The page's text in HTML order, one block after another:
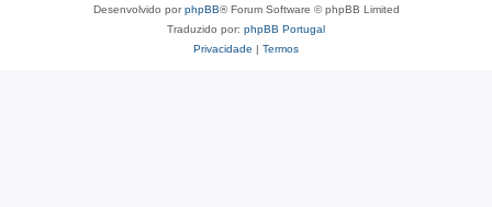
Desenvolvido porphpBB® Forum Software © phpBB Limited
Traduzido por: phpBB Portugal
Privacidade | Termos